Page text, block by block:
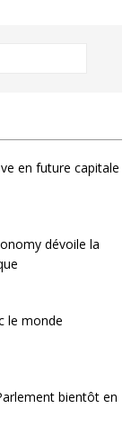
en future capitale
dévoile la
le monde
bientôt en